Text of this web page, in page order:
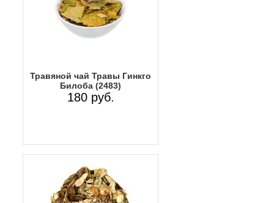
Травяной чай Травы Гинкго
Билоба (2483)
180 руб.